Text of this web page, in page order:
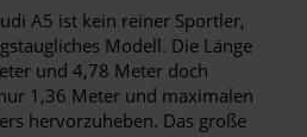
A5 ist kein reiner Sportler,
Modell. Die Länge
und 4,78 Meter doch
1,36 Meter und maximalen
hervorzuheben. Das große